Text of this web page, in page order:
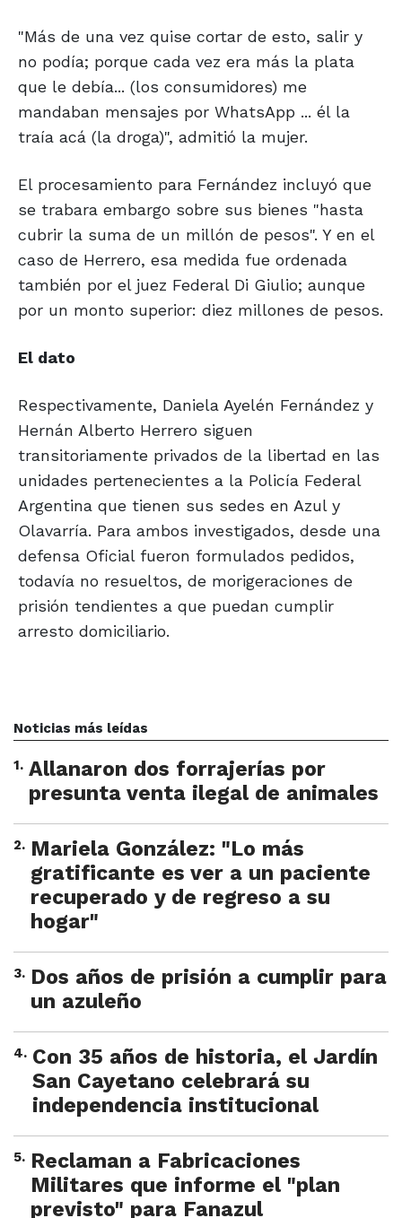
"Más de una vez quise cortar de esto, salir y
no podía; porque cada vez era más la plata
que le debía... (los consumidores) me
mandaban mensajes por WhatsApp ... él la
traía acá (la droga)", admitió la mujer.
El procesamiento para Fernández incluyó que
se trabara embargo sobre sus bienes "hasta
cubrir la suma de un millón de pesos". Y en el
caso de Herrero, esa medida fue ordenada
también por el juez Federal Di Giulio; aunque
por un monto superior: diez millones de pesos.
El dato
Respectivamente, Daniela Ayelén Fernández y
Hernán Alberto Herrero siguen
transitoriamente privados de la libertad en las
unidades pertenecientes a la Policía Federal
Argentina que tienen sus sedes en Azul y
Olavarría. Para ambos investigados, desde una
defensa Oficial fueron formulados pedidos,
todavía no resueltos, de morigeraciones de
prisión tendientes a que puedan cumplir
arresto domiciliario.
Noticias más leídas
1. Allanaron dos forrajerías por
presunta venta ilegal de animales
2. Mariela González: "Lo más
gratificante es ver a un paciente
recuperado y de regreso a su
hogar"
3. Dos años de prisión a cumplir para
un azuleño
4. Con 35 años de historia, el Jardín
San Cayetano celebrará su
independencia institucional
5. Reclaman a Fabricaciones
Militares que informe el "plan
previsto" para Fanazul